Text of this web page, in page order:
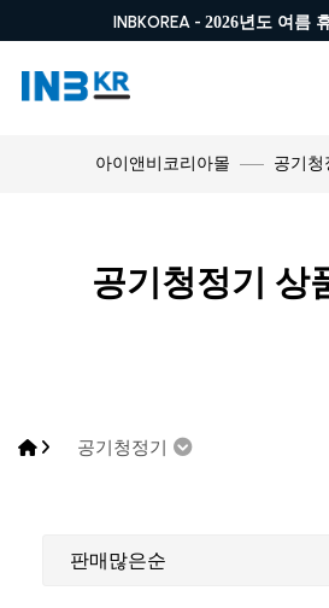
INBKOREA - 2026년도 여름
아이앤비코리아몰 공기청
공기청정기 상
공기청정기